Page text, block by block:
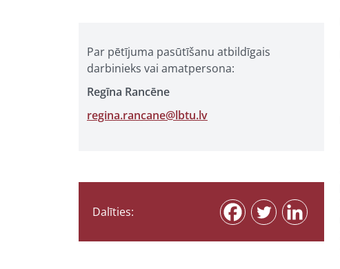
Par pētījuma pasūtīšanu atbildīgais
darbinieks vai amatpersona:
Regīna Rancēne
regina.rancane@lbtu.lv
Dalīties: